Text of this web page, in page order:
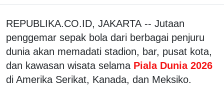
REPUBLIKA.CO.ID, JAKARTA -- Jutaan
penggemar sepak bola dari berbagai penjuru
dunia akan memadati stadion, bar, pusat kota,
dan kawasan wisata selama Piala Dunia 2026
di Amerika Serikat, Kanada, dan Meksiko.